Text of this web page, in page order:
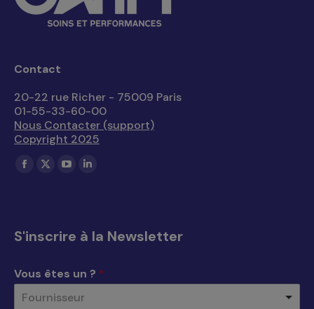
Contact
20-22 rue Richer - 75009 Paris
01-55-33-60-00
Nous Contacter (support)
Copyright 2025
Trouvez nous sur :
La
dans
nouvelle
fenêtre
La
dans
nouvelle
fenêtre
La
dans
nouvelle
fenêtre
La
dans
nouvelle
S'inscrire à la Newsletter
Vous êtes un ? *
Fournisseur